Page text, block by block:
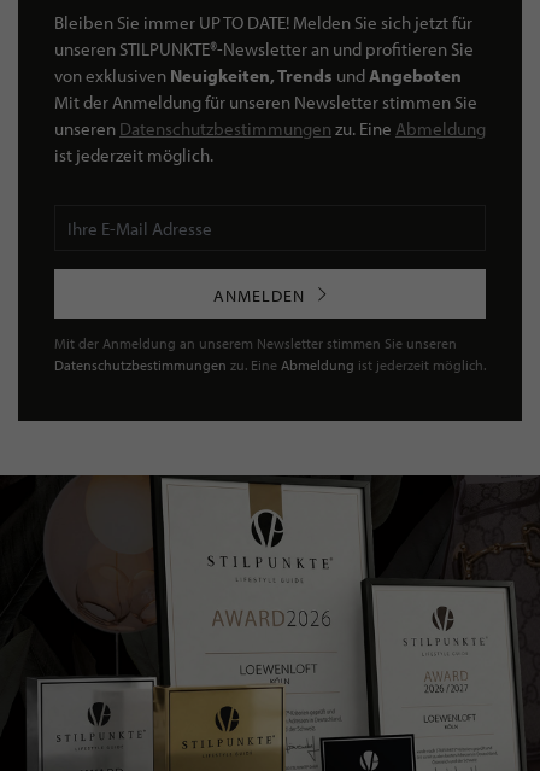
Bleiben Sie immer UP TO DATE! Melden Sie sich jetzt für
unseren STILPUNKTE®-Newsletter an und profitieren Sie
von exklusiven Neuigkeiten, Trends undAngeboten
Mit der Anmeldung für unseren Newsletter stimmen Sie
unseren Datenschutzbestimmungen zu. Eine Abmeldung
ist jederzeit möglich.
ANMELDEN
Mit der Anmeldung an unserem Newsletter stimmen Sie unseren
Datenschutzbestimmungen zu. Eine Abmeldung ist jederzeit möglich.